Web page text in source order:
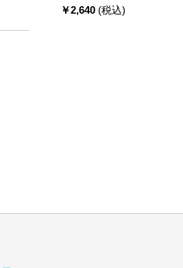
￥2,640 (税込)